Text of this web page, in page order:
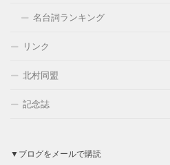
名台詞ランキング
リンク
北村同盟
記念誌
▼ブログをメールで購読